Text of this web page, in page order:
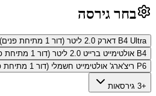
בחר גירסה
B4 Ultra דארק 2.0 ליטר (דור 1 מתיחת פנים)
B4 אולטימייט ברייט 2.0 ליטר (דור 1 מתיחת פנים)
P6 ריצ'ארג' אולטימייט חשמלי (דור 1 מתיחת פנים)
+3 גירסאות